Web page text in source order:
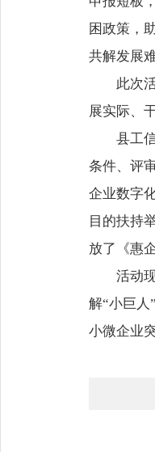
困政策，
共解发展难
此次
展实际、
县工
条件、评
企业数字
目的扶持
放了《惠
活动
解“小巨人
小微企业